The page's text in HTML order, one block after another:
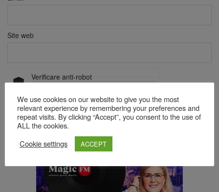
Site web
Verificare anti-robot
Click pentru a începe verificarea
Friendly Captcha ⇗
Acest site folosește Akismet pentru a reduce spamul.
sunt procesate datele comentariilor tale
We use cookies on our website to give you the most
relevant experience by remembering your preferences and
repeat visits. By clicking “Accept”, you consent to the use of
ALL the cookies.
Cookie settings
ACCEPT